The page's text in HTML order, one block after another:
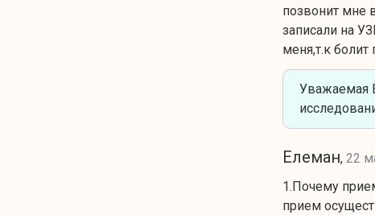
позвонит мне
записали на
меня,т.к
Уважаемая
Елеман, 22
1.Почему
прием